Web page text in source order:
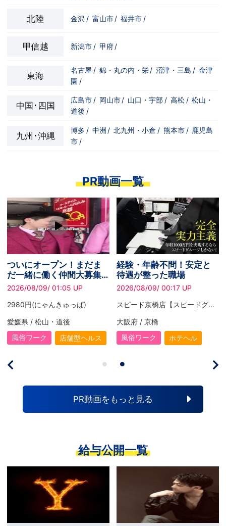
北陸 金沢 / 富山市 / 福井市 /
甲信越 新潟市 / 甲府 /
東海
名古屋 / 錦・丸の内・栄 / 沼津・三島 / 金津
園 /
中国･四国
広島市 / 岡山市 / 山口・宇部 / 高松 / 松山・
道後 /
九州･沖縄
博多 / 中洲 / 北九州・小倉 / 熊本市 / 鹿児島
市 /
PR動画一覧
プライベートを大切にし
ながら働きたい方へ！有
給休暇あり
2026/08/09/ 02:15 UP
大阪府 / 日本橋
風俗ワーク
ホテヘル
稼ぐ意欲がある方はぜひ
スピードへ。未経験から
でも無理なく安定収入を
2026/08/09/ 01:21 UP
大阪府 / 梅田
風俗ワーク
ホテヘル
PR動画をもっと見る
給与公開一覧